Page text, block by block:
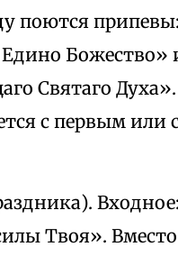
поются припевы:
Божество»
Святаго
с первым или
Входное:
Твоя». Вместо